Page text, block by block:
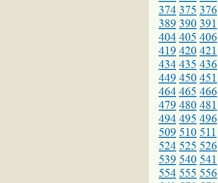
374 375 376
389 390 391
404 405 406
419 420 421
434 435 436
449 450 451
464 465 466
479 480 481
494 495 496
509 510 511
524 525 526
539 540 541
554 555 556